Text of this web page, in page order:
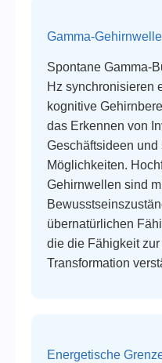
Gamma-
Spontane Gamma-
Hz synchronisieren
kognitive
das Erkennen von
Geschäftsideen
Möglichkeiten.
Gehirnwellen sind
übernatürlichen
die die Fähigkeit
Transformation
Energetische